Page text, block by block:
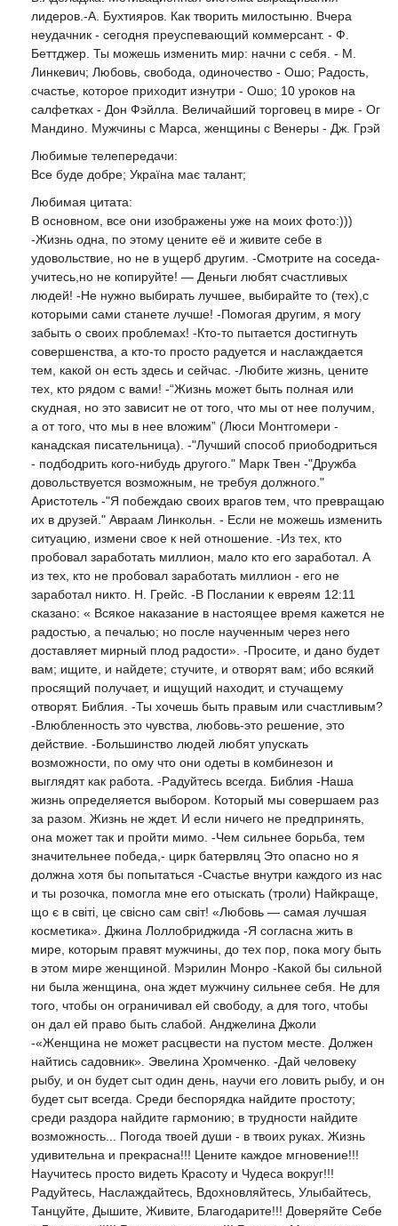
лидеров.-А. Бухтияров. Как творить милостыню. Вчера
неудачник - сегодня преуспевающий коммерсант. - Ф.
Беттджер. Ты можешь изменить мир: начни с себя. - М.
Линкевич; Любовь, свобода, одиночество - Ошо; Радость,
счастье, которое приходит изнутри - Ошо; 10 уроков на
салфетках - Дон Фэйлла. Величайший торговец в мире - Ог
Мандино. Мужчины с Марса, женщины с Венеры - Дж. Грэй
Любимые телепередачи:
Все буде добре; Україна має талант;
Любимая цитата:
В основном, все они изображены уже на моих фото:)))
-Жизнь одна, по этому цените её и живите себе в
удовольствие, но не в ущерб другим. -Смотрите на соседа-
учитесь,но не копируйте! — Деньги любят счастливых
людей! -Не нужно выбирать лучшее, выбирайте то (тех),с
которыми сами станете лучше! -Помогая другим, я могу
забыть о своих проблемах! -Кто-то пытается достигнуть
совершенства, а кто-то просто радуется и наслаждается
тем, какой он есть здесь и сейчас. -Любите жизнь, цените
тех, кто рядом с вами! -“Жизнь может быть полная или
скудная, но это зависит не от того, что мы от нее получим,
а от того, что мы в нее вложим” (Люси Монтгомери -
канадская писательница). -"Лучший способ приободриться
- подбодрить кого-нибудь другого." Марк Твен -"Дружба
довольствуется возможным, не требуя должного."
Аристотель -"Я побеждаю своих врагов тем, что превращаю
их в друзей." Авраам Линкольн. - Если не можешь изменить
ситуацию, измени свое к ней отношение. -Из тех, кто
пробовал заработать миллион, мало кто его заработал. А
из тех, кто не пробовал заработать миллион - его не
заработал никто. Н. Грейс. -В Послании к евреям 12:11
сказано: « Всякое наказание в настоящее время кажется не
радостью, а печалью; но после наученным через него
доставляет мирный плод радости». -Просите, и дано будет
вам; ищите, и найдете; стучите, и отворят вам; ибо всякий
просящий получает, и ищущий находит, и стучащему
отворят. Библия. -Ты хочешь быть правым или счастливым?
-Влюбленность это чувства, любовь-это решение, это
действие. -Большинство людей любят упускать
возможности, по ому что они одеты в комбинезон и
выглядят как работа. -Радуйтесь всегда. Библия -Наша
жизнь определяется выбором. Который мы совершаем раз
за разом. Жизнь не ждет. И если ничего не предпринять,
она может так и пройти мимо. -Чем сильнее борьба, тем
значительнее победа,- цирк батервляц Это опасно но я
должна хотя бы попытаться -Счастье внутри каждого из нас
и ты розочка, помогла мне его отыскать (троли) Найкраще,
що є в світі, це свісно сам світ! «Любовь — самая лучшая
косметика». Джина Лоллобриджида -Я согласна жить в
мире, которым правят мужчины, до тех пор, пока могу быть
в этом мире женщиной. Мэрилин Монро -Какой бы сильной
ни была женщина, она ждет мужчину сильнее себя. Не для
того, чтобы он ограничивал ей свободу, а для того, чтобы
он дал ей право быть слабой. Анджелина Джоли
-«Женщина не может расцвести на пустом месте. Должен
найтись садовник». Эвелина Хромченко. -Дай человеку
рыбу, и он будет сыт один день, научи его ловить рыбу, и он
будет сыт всегда. Среди беспорядка найдите простоту;
среди раздора найдите гармонию; в трудности найдите
возможность... Погода твоей души - в твоих руках. Жизнь
удивительна и прекрасна!!! Цените каждое мгновение!!!
Научитесь просто видеть Красоту и Чудеса вокруг!!!
Радуйтесь, Наслаждайтесь, Вдохновляйтесь, Улыбайтесь,
Танцуйте, Дышите, Живите, Благодарите!!! Доверяйте Себе